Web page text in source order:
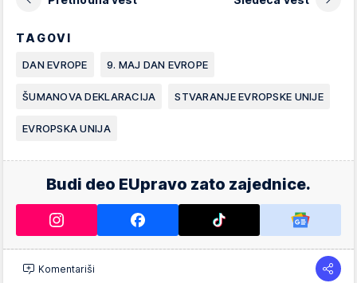
TAGOVI
DAN EVROPE 9. MAJ DAN EVROPE
ŠUMANOVA DEKLARACIJA STVARANJE EVROPSKE UNIJE
EVROPSKA UNIJA
Budi deo EUpravo zato zajednice.
Komentariši